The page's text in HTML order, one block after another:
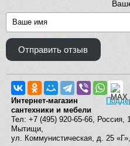
Отправить отзыв
Интернет-магазин
сантехники и мебели
Тел: +7 (495) 920-65-66, Россия,
Мытищи,
ул. Коммунистическая, д. 25